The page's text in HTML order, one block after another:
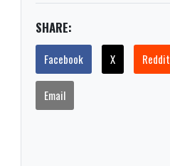
SHARE:
Facebook X Reddit
Email